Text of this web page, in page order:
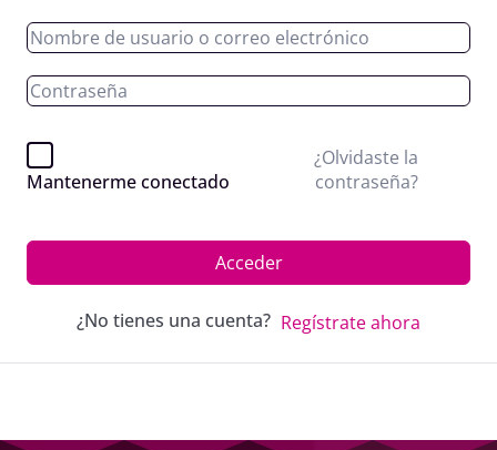
Mantenerme conectado
¿Olvidaste la
contraseña?
Acceder
¿No tienes una cuenta? Regístrate ahora